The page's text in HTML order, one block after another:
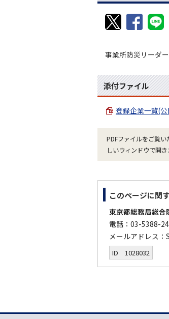
事業所防災リーダ
添付ファイル
登録企業一覧(公
PDFファイルをご覧
しいウィンドウで開
このページに関
東京都総務局総合
電話：03-5388-
メールアドレス
ID 1028032